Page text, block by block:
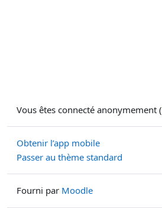
Vous êtes connecté anonymement (
Obtenir l’app mobile
Passer au thème standard
Fourni par Moodle